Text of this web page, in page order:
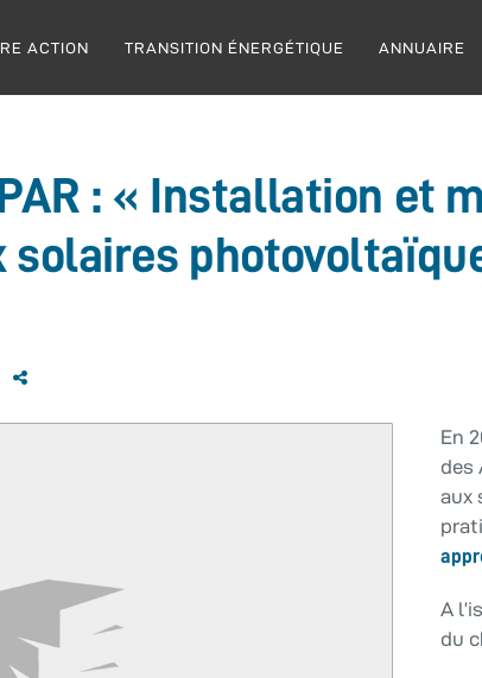
ACTION TRANSITION ÉNERGÉTIQUE ANNUAIRE
: « Installation et
solaires
En
des
aux
A
du